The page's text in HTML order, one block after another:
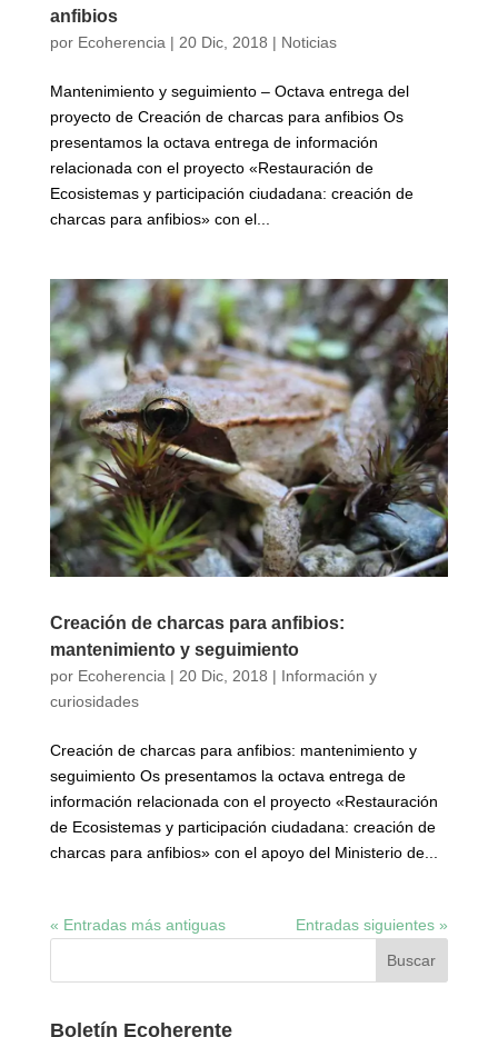
anfibios
por Ecoherencia | 20 Dic, 2018 | Noticias
Mantenimiento y seguimiento – Octava entrega del
proyecto de Creación de charcas para anfibios Os
presentamos la octava entrega de información
relacionada con el proyecto «Restauración de
Ecosistemas y participación ciudadana: creación de
charcas para anfibios» con el...
Creación de charcas para anfibios:
mantenimiento y seguimiento
por Ecoherencia| 20 Dic, 2018 | Información y
curiosidades
Creación de charcas para anfibios: mantenimiento y
seguimiento Os presentamos la octava entrega de
información relacionada con el proyecto «Restauración
de Ecosistemas y participación ciudadana: creación de
charcas para anfibios» con el apoyo del Ministerio de...
« Entradas más antiguas Entradas siguientes »
Boletín Ecoherente